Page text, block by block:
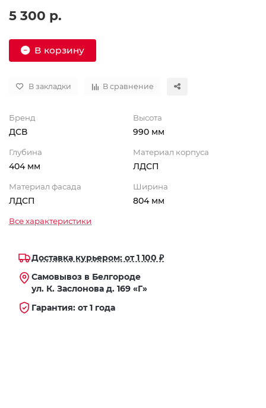
5 300 р.
В корзину
В закладки В сравнение
Бренд
ДСВ
Высота
990 мм
Глубина
404 мм
Материал корпуса
ЛДСП
Материал фасада
ЛДСП
Ширина
804 мм
Все характеристики
Доставка курьером: от 1 100 ₽
Самовывоз в Белгороде
ул. К. Заслонова д. 169 «Г»
Гарантия: от 1 года